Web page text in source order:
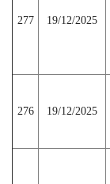
277 19/12/2025
276 19/12/2025